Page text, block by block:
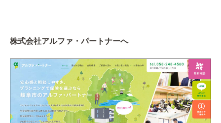
株式会社アルファ・パートナーへ